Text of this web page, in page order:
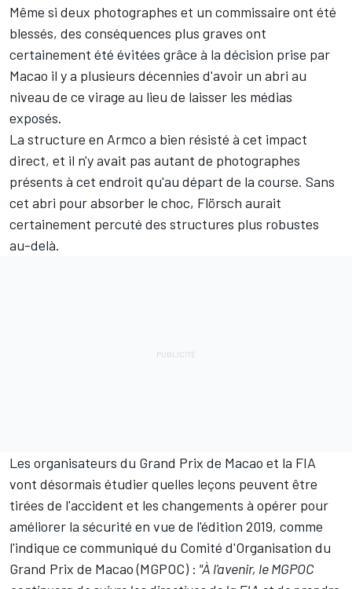
Même si deux photographes et un commissaire ont été
blessés, des conséquences plus graves ont
certainement été évitées grâce à la décision prise par
Macao il y a plusieurs décennies d'avoir un abri au
niveau de ce virage au lieu de laisser les médias
exposés.
La structure en Armco a bien résisté à cet impact
direct, et il n'y avait pas autant de photographes
présents à cet endroit qu'au départ de la course. Sans
cet abri pour absorber le choc, Flörsch aurait
certainement percuté des structures plus robustes
au-delà.
Les organisateurs du Grand Prix de Macao et la FIA
vont désormais étudier quelles leçons peuvent être
tirées de l'accident et les changements à opérer pour
améliorer la sécurité en vue de l'édition 2019, comme
l'indique ce communiqué du Comité d'Organisation du
Grand Prix de Macao (MGPOC) : "À l'avenir, le MGPOC